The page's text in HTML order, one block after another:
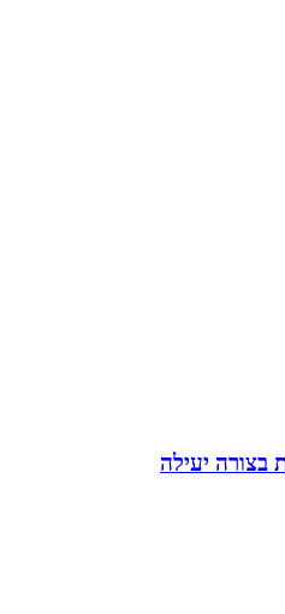
בצורה יעילה